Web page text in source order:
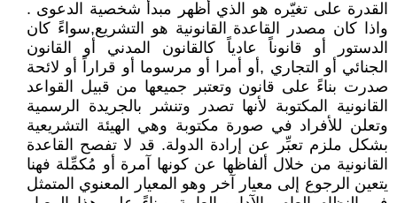
القدرة على تغيّره هو الذي أظهر مبدأ شخصية الدعوى .
واذا كان مصدر القاعدة القانونية هو التشريع,سواءً كان
الدستور أو قانوناً عادياً كالقانون المدني أو القانون
الجنائي أو التجاري ,أو أمرا أو مرسوما أو قراراً أو لائحة
صدرت بناءً على قانون وتعتبر جميعها من قبيل القواعد
القانونية المكتوبة لأنها تصدر وتنشر بالجريدة الرسمية
وتعلن للأفراد في صورة مكتوبة وهي الهيئة التشريعية
بشكل ملزم تعبِّر عن إرادة الدولة. قد لا تفصح القاعدة
القانونية من خلال ألفاظها عن كونها آمرة أو مُكمِّلة فهنا
يتعين الرجوع إلى معيار آخر وهو المعيار المعنوي المتمثل